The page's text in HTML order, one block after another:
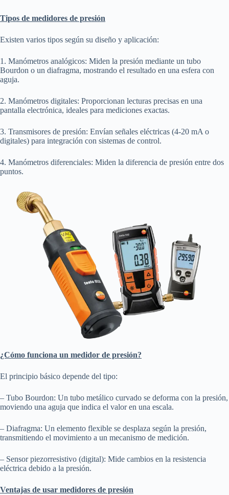
Tipos de medidores de presión
Existen varios tipos según su diseño y aplicación:
1. Manómetros analógicos: Miden la presión mediante un tubo
Bourdon o un diafragma, mostrando el resultado en una esfera con
aguja.
2. Manómetros digitales: Proporcionan lecturas precisas en una
pantalla electrónica, ideales para mediciones exactas.
3. Transmisores de presión: Envían señales eléctricas (4-20 mA o
digitales) para integración con sistemas de control.
4. Manómetros diferenciales: Miden la diferencia de presión entre dos
puntos.
¿Cómo funciona un medidor de presión?
El principio básico depende del tipo:
– Tubo Bourdon: Un tubo metálico curvado se deforma con la presión,
moviendo una aguja que indica el valor en una escala.
– Diafragma: Un elemento flexible se desplaza según la presión,
transmitiendo el movimiento a un mecanismo de medición.
– Sensor piezorresistivo (digital): Mide cambios en la resistencia
eléctrica debido a la presión.
Ventajas de usar medidores de presión